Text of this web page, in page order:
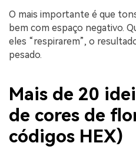
O mais importante é que
bem com espaço negativo.
eles “respirarem”, o
pesado.
Mais de 20
de cores de
códigos HEX)